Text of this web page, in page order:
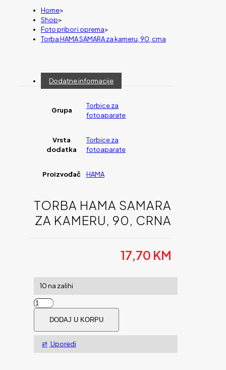
Home>
Shop>
Foto pribor i oprema>
Torba HAMA SAMARA za kameru, 90, crna
Dodatne informacije
Grupa
Torbice za
fotoaparate
Vrsta
dodatka
Torbice za
fotoaparate
Proizvođač HAMA
TORBA HAMA SAMARA
ZA KAMERU, 90, CRNA
17,70 KM
10 na zalihi
Torba
HAMA
SAMARA
za
kameru,
DODAJ U KORPU
Uporedi